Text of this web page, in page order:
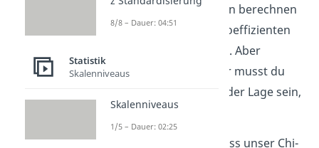
Kontingenzkoeffizienten berechnen
und den Chi Quadrat Koeffizienten
als gegeben annehmen. Aber
Achtung! In der Klausur musst du
sehr wahrscheinlich in der Lage sein,
Beide zu berechnen.
Wir nehmen also an, dass unser Chi-
8/8 – Dauer: 04:51
Statistik
Skalenniveaus
Skalenniveaus
1/5 – Dauer: 02:25